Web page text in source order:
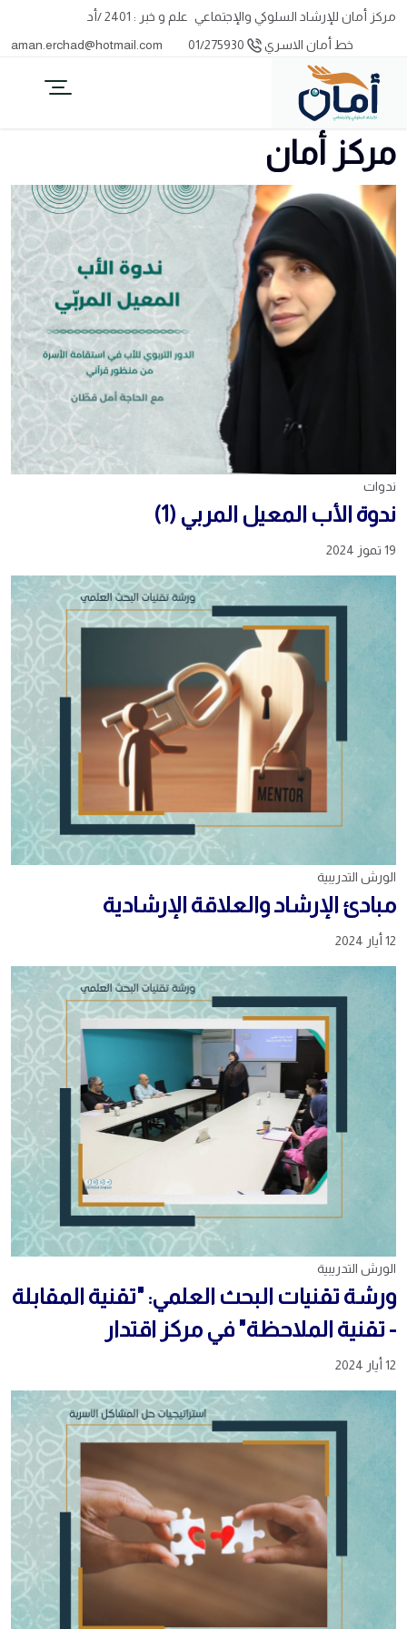
مركز أمان للإرشاد السلوكي والإجتماعي علم و خبر : 2401 /أد
خط أمان الاسري
01/275930
aman.erchad@hotmail.com
مركز أمان
ندوات
ندوة الأب المعيل المربي (1)
19 تموز 2024
الورش التدريبية
مبادئ الإرشاد والعلاقة الإرشادية
12 أيار 2024
الورش التدريبية
ورشة تقنيات البحث العلمي: "تقنية المقابلة
- تقنية الملاحظة" في مركز اقتدار
12 أيار 2024